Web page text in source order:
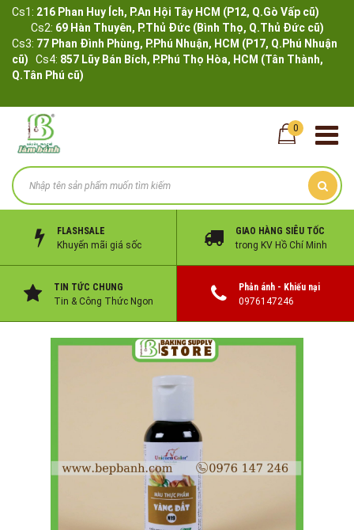
Cs1: 216 Phan Huy Ích, P.An Hội Tây HCM (P12, Q.Gò Vấp cũ)
Cs2: 69 Hàn Thuyên, P.Thủ Đức (Bình Thọ, Q.Thủ Đức cũ)
Cs3: 77 Phan Đình Phùng, P.Phú Nhuận, HCM (P17, Q.Phú Nhuận
cũ) Cs4: 857 Lũy Bán Bích, P.Phú Thọ Hòa, HCM (Tân Thành,
Q.Tân Phú cũ)
0
FLASHSALE
Khuyến mãi giá sốc
GIAO HÀNG SIÊU TỐC
trong KV Hồ Chí Minh
TIN TỨC CHUNG
Tin & Công Thức Ngon
Phản ánh - Khiếu nại
0976147246